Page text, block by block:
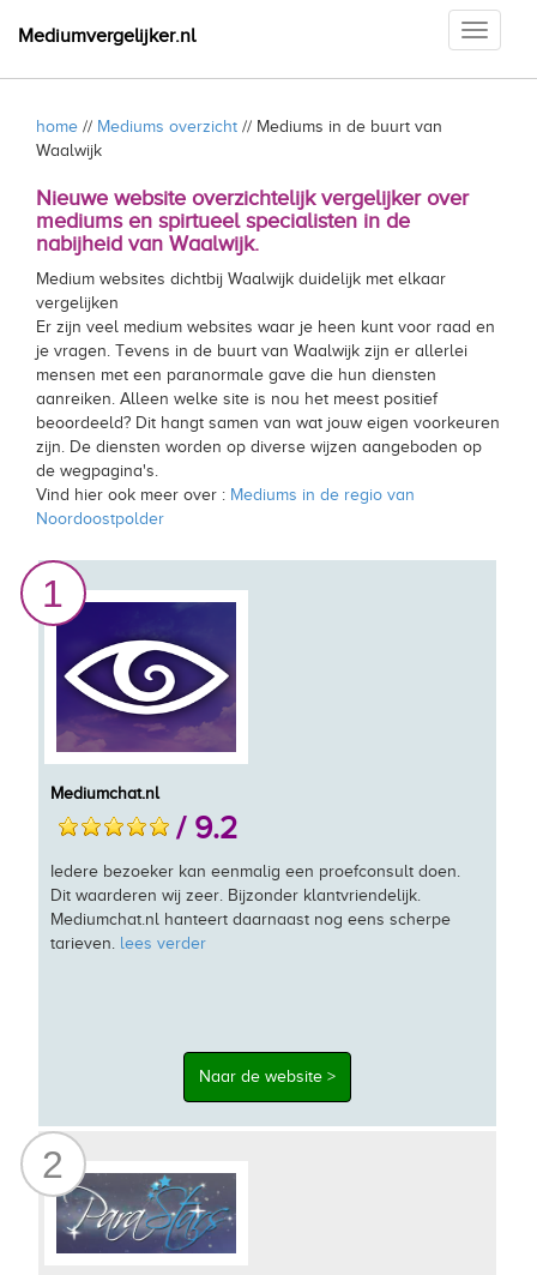
Toggle
Mediumvergelijker.nl
home // Mediums overzicht // Mediums in de buurt van
Waalwijk
Nieuwe website overzichtelijk vergelijker over
mediums en spirtueel specialisten in de
nabijheid van Waalwijk.
Medium websites dichtbij Waalwijk duidelijk met elkaar
vergelijken
Er zijn veel medium websites waar je heen kunt voor raad en
je vragen. Tevens in de buurt van Waalwijk zijn er allerlei
mensen met een paranormale gave die hun diensten
aanreiken. Alleen welke site is nou het meest positief
beoordeeld? Dit hangt samen van wat jouw eigen voorkeuren
zijn. De diensten worden op diverse wijzen aangeboden op
de wegpagina's.
Vind hier ook meer over : Mediums in de regio van
Noordoostpolder
1
Mediumchat.nl
/ 9.2
Iedere bezoeker kan eenmalig een proefconsult doen.
Dit waarderen wij zeer. Bijzonder klantvriendelijk.
Mediumchat.nl hanteert daarnaast nog eens scherpe
tarieven. lees verder
Naar de website >
2